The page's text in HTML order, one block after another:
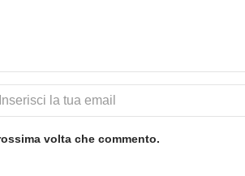
volta che commento.